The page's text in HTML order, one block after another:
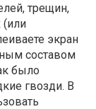
трещин,
(или
экран
составом
было
гвозди. В